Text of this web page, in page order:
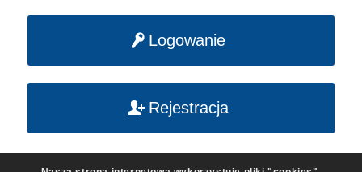
Logowanie
Rejestracja